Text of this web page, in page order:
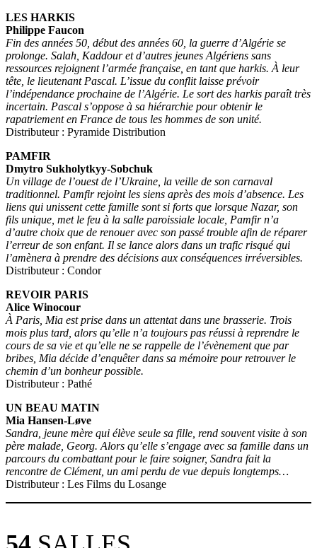
LES HARKIS
Philippe Faucon
Fin des années 50, début des années 60, la guerre d’Algérie se
prolonge. Salah, Kaddour et d’autres jeunes Algériens sans
ressources rejoignent l’armée française, en tant que harkis. À leur
tête, le lieutenant Pascal. L’issue du conflit laisse prévoir
l’indépendance prochaine de l’Algérie. Le sort des harkis paraît très
incertain. Pascal s’oppose à sa hiérarchie pour obtenir le
rapatriement en France de tous les hommes de son unité.
Distributeur : Pyramide Distribution
PAMFIR
Dmytro Sukholytkyy-Sobchuk
Un village de l’ouest de l’Ukraine, la veille de son carnaval
traditionnel. Pamfir rejoint les siens après des mois d’absence. Les
liens qui unissent cette famille sont si forts que lorsque Nazar, son
fils unique, met le feu à la salle paroissiale locale, Pamfir n’a
d’autre choix que de renouer avec son passé trouble afin de réparer
l’erreur de son enfant. Il se lance alors dans un trafic risqué qui
l’amènera à prendre des décisions aux conséquences irréversibles.
Distributeur : Condor
REVOIR PARIS
Alice Winocour
À Paris, Mia est prise dans un attentat dans une brasserie. Trois
mois plus tard, alors qu’elle n’a toujours pas réussi à reprendre le
cours de sa vie et qu’elle ne se rappelle de l’évènement que par
bribes, Mia décide d’enquêter dans sa mémoire pour retrouver le
chemin d’un bonheur possible.
Distributeur : Pathé
UN BEAU MATIN
Mia Hansen-Løve
Sandra, jeune mère qui élève seule sa fille, rend souvent visite à son
père malade, Georg. Alors qu’elle s’engage avec sa famille dans un
parcours du combattant pour le faire soigner, Sandra fait la
rencontre de Clément, un ami perdu de vue depuis longtemps…
Distributeur : Les Films du Losange